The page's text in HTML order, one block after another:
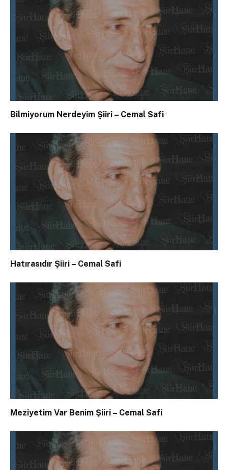
Bilmiyorum Nerdeyim Şiiri – Cemal Safi
Hatırasıdır Şiiri – Cemal Safi
Meziyetim Var Benim Şiiri – Cemal Safi